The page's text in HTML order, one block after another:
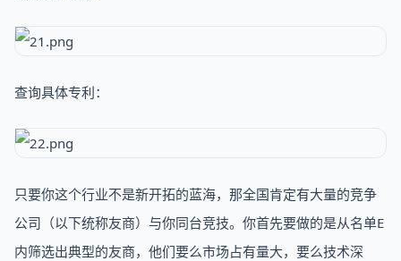
查询具体专利：
只要你这个行业不是新开拓的蓝海，那全国肯定有大量的竞争
公司（以下统称友商）与你同台竞技。你首先要做的是从名单E
内筛选出典型的友商，他们要么市场占有量大，要么技术深